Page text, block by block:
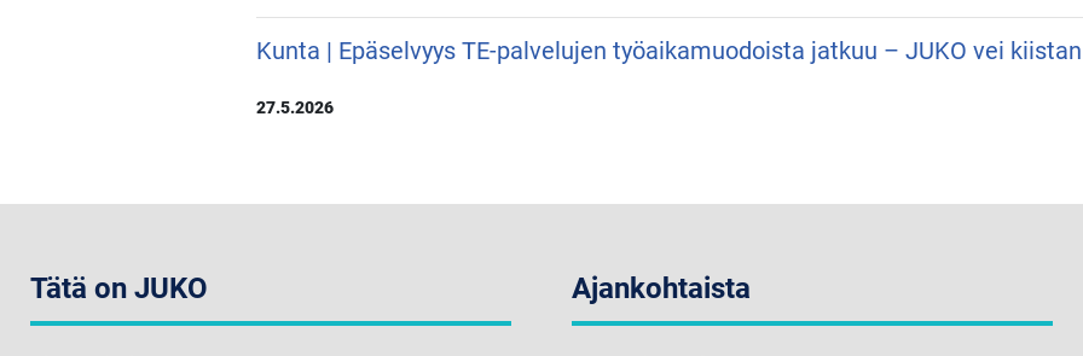
Kunta | Epäselvyys TE-palvelujen työaikamuodoista jatkuu – JUKO vei
27.5.2026
Tätä on JUKO Ajankohtaista